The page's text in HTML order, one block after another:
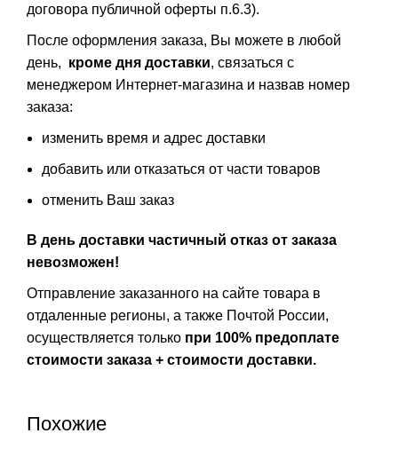
договора публичной оферты п.6.3).
После оформления заказа, Вы можете в любой
день, кроме дня доставки, связаться с
менеджером Интернет-магазина и назвав номер
заказа:
изменить время и адрес доставки
добавить или отказаться от части товаров
отменить Ваш заказ
В день доставки частичный отказ от заказа
невозможен!
Отправление заказанного на сайте товара в
отдаленные регионы, а также Почтой России,
осуществляется только при 100% предоплате
стоимости заказа + стоимости доставки.
Похожие